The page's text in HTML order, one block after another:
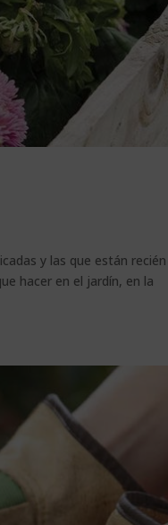
y las que están recién
hacer en el jardín, en la